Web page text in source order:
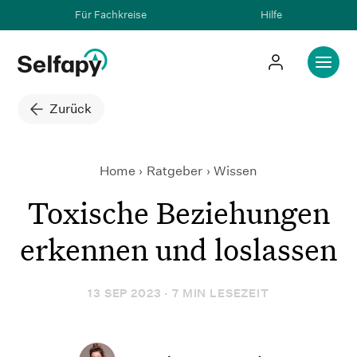
Für Fachkreise Hilfe
Zurück
Home Ratgeber Wissen
Toxische Beziehungen
Toxische Beziehungen
erkennen und loslassen
13 SEP 2023 · 7 MIN LESEZEIT